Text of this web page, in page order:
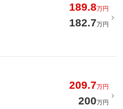
189.8万円
182.7万円
209.7万円
200万円